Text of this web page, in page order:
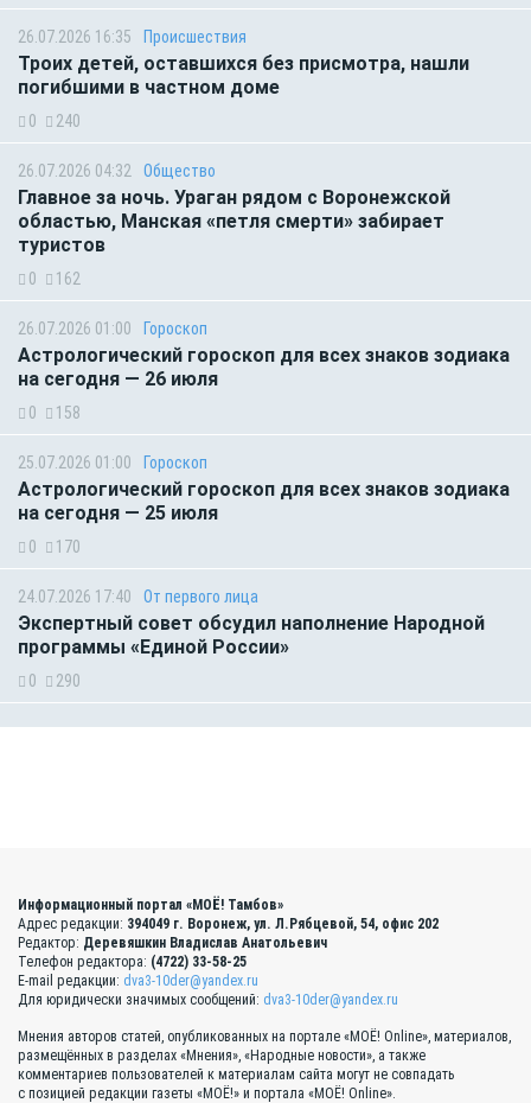
26.07.2026 16:35 Происшествия
Троих детей, оставшихся без присмотра, нашли
погибшими в частном доме
0 240
26.07.2026 04:32 Общество
Главное за ночь. Ураган рядом с Воронежской
областью, Манская «петля смерти» забирает
туристов
0 162
26.07.2026 01:00 Гороскоп
Астрологический гороскоп для всех знаков зодиака
на сегодня — 26 июля
0 158
25.07.2026 01:00 Гороскоп
Астрологический гороскоп для всех знаков зодиака
на сегодня — 25 июля
0 170
24.07.2026 17:40 От первого лица
Экспертный совет обсудил наполнение Народной
программы «Единой России»
0 290
Информационный портал «МОЁ! Тамбов»
Адрес редакции: 394049 г. Воронеж, ул. Л.Рябцевой, 54, офис 202
Редактор: Деревяшкин Владислав Анатольевич
Телефон редактора: (4722) 33-58-25
E-mail редакции: dva3-10der@yandex.ru
Для юридически значимых сообщений: dva3-10der@yandex.ru
Мнения авторов статей, опубликованных на портале «МОЁ! Online», материалов,
размещённых в разделах «Мнения», «Народные новости», а также
комментариев пользователей к материалам сайта могут не совпадать
с позицией редакции газеты «МОЁ!» и портала «МОЁ! Online».